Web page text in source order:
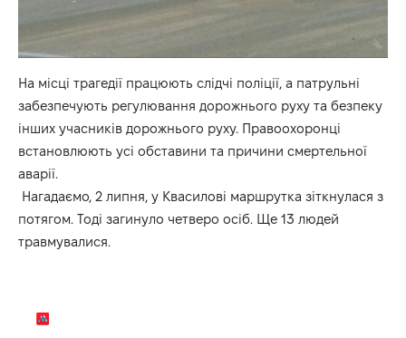
На місці трагедії працюють слідчі поліції, а патрульні
забезпечують регулювання дорожнього руху та безпеку
інших учасників дорожнього руху. Правоохоронці
встановлюють усі обставини та причини смертельної
аварії.
Нагадаємо, 2 липня, у Квасилові маршрутка зіткнулася з
потягом. Тоді загинуло четверо осіб. Ще 13 людей
травмувалися.